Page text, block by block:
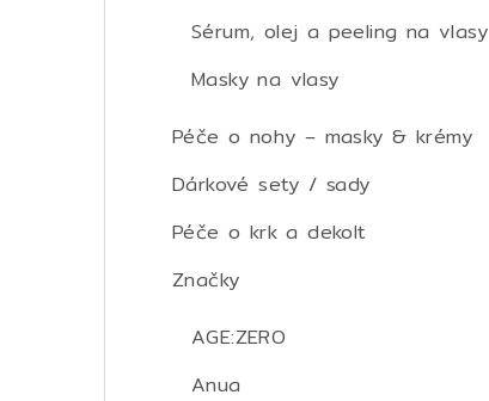
Sérum, olej a peeling na vlasy
Masky na vlasy
Péče o nohy – masky & krémy
Dárkové sety / sady
Péče o krk a dekolt
Značky
AGE:ZERO
Anua